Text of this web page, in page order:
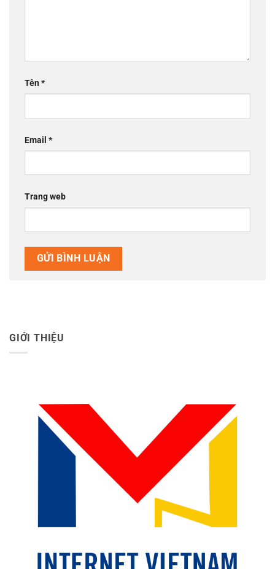
Tên*
Email *
Trang web
GIỚI THIỆU